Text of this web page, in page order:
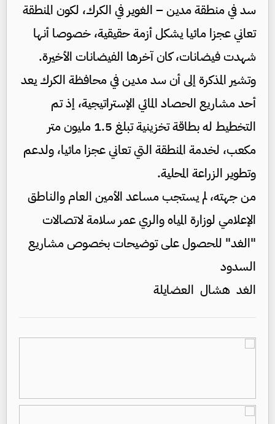
سد في منطقة مدين – الغوير في الكرك، لكون المنطقة
تعاني عجزا مائيا يشكل أزمة حقيقية، خصوصا أنها
شهدت فيضانات، كان آخرها الفيضانات الأخيرة.
وتشير المذكرة إلى أن سد مدين في محافظة الكرك يعد
أحد مشاريع الحصاد المائي الإستراتيجية، إذ تم
التخطيط له بطاقة تخزينية تبلغ 1.5 مليون متر
مكعب، لخدمة المنطقة التي تعاني عجزا مائيا، ولدعم
وتطوير الزراعة المحلية.
من جهته، لم يستجب مساعد الأمين العام والناطق
الإعلامي لوزارة المياه والري عمر سلامة لاتصالات
"الغد" للحصول على توضيحات بخصوص مشاريع
السدود
الغد هشال العضايلة